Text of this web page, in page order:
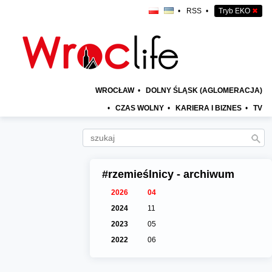
• RSS • Tryb EKO ✖
WROCŁAW • DOLNY ŚLĄSK (AGLOMERACJA)
• CZAS WOLNY • KARIERA I BIZNES • TV
#rzemieślnicy - archiwum
2026
04
2024
11
2023
05
2022
06